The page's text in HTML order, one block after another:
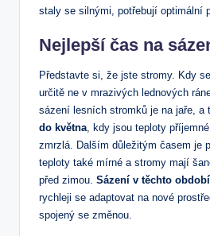
staly se silnými, potřebují optimální
Nejlepší čas na
Představte si, že jste stromy. Kdy
určitě ne v mrazivých lednových
sázení lesních stromků je na jaře, a
do května, kdy jsou teploty
zmrzlá. Dalším důležitým časem je
teploty také mírné a stromy mají
před zimou. Sázení v těchto
rychleji se adaptovat na nové
spojený se změnou.